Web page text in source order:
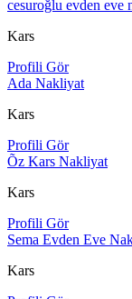
cesuroğlu evden eve
Kars
Profili Gör
Ada Nakliyat
Kars
Profili Gör
Õz Kars Nakliyat
Kars
Profili Gör
Sema Evden Eve
Kars